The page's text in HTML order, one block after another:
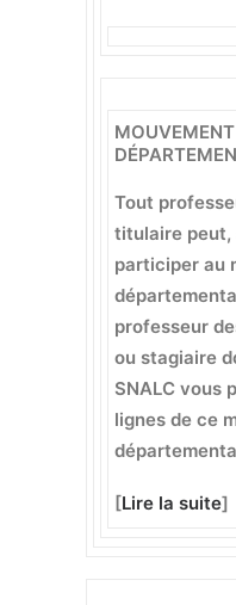
Tout
titulaire peut,
participer au
professeur
ou stagiaire
SNALC vous
lignes de ce
[Lire la suite]